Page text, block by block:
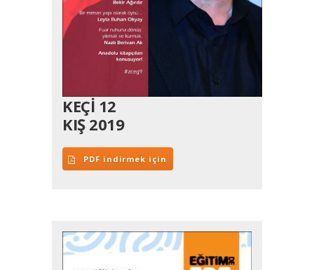
KEÇİ 12
KIŞ 2019
PDF indirmek için